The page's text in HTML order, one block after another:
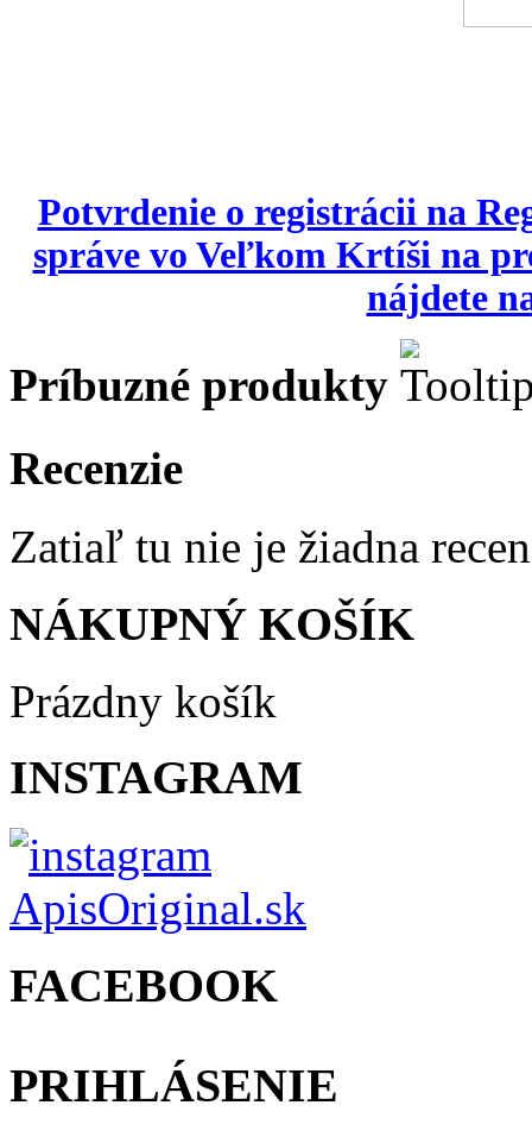
Potvrdenie o registrácii na
správe vo Veľkom Krtíši na
nájdete
Príbuzné produkty
Recenzie
Zatiaľ tu nie je žiadna
NÁKUPNÝ KOŠÍK
Prázdny košík
INSTAGRAM
FACEBOOK
PRIHLÁSENIE